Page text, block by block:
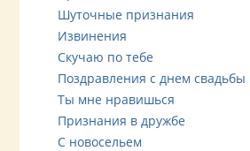
Шуточные признания
Извинения
Скучаю по тебе
Поздравления с днем свадьбы
Ты мне нравишься
Признания в дружбе
С новосельем